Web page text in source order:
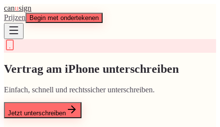
canusign
Prijzen
Begin met ondertekenen
Vertrag am iPhone unterschreiben
Einfach, schnell und rechtssicher unterschreiben.
Jetzt unterschreiben